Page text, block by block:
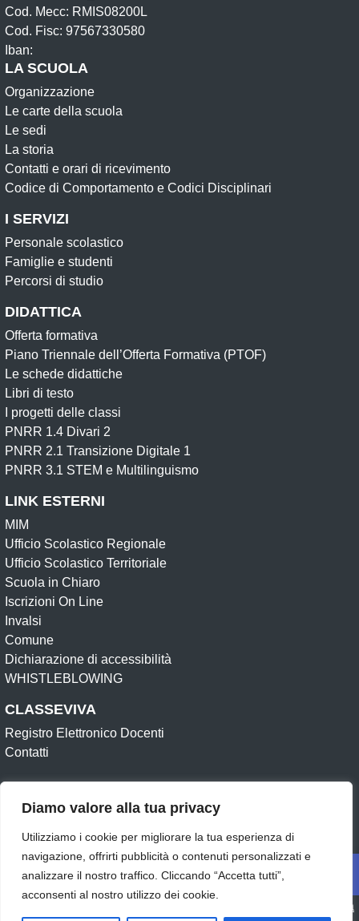
Diamo valore alla tua privacy
Utilizziamo i cookie per migliorare la tua esperienza di
navigazione, offrirti pubblicità o contenuti personalizzati e
analizzare il nostro traffico. Cliccando “Accetta tutti”,
acconsenti al nostro utilizzo dei cookie.
Cod. Mecc: RMIS08200L
Cod. Fisc: 97567330580
Iban:
LA SCUOLA
Organizzazione
Le carte della scuola
Le sedi
La storia
Contatti e orari di ricevimento
Codice di Comportamento e Codici Disciplinari
I SERVIZI
Personale scolastico
Famiglie e studenti
Percorsi di studio
DIDATTICA
Offerta formativa
Piano Triennale dell’Offerta Formativa (PTOF)
Le schede didattiche
Libri di testo
I progetti delle classi
PNRR 1.4 Divari 2
PNRR 2.1 Transizione Digitale 1
PNRR 3.1 STEM e Multilinguismo
LINK ESTERNI
MIM
Ufficio Scolastico Regionale
Ufficio Scolastico Territoriale
Scuola in Chiaro
Iscrizioni On Line
Invalsi
Comune
Dichiarazione di accessibilità
WHISTLEBLOWING
CLASSEVIVA
Registro Elettronico Docenti
Contatti
Albo online (Archivio)Dichiarazione di accessibilità
Obiettivi di accessibilitàInformativa e PrivacyFeedback
Note legaliPrivacy PolicyCookie
Concept & Design by Designers Italia